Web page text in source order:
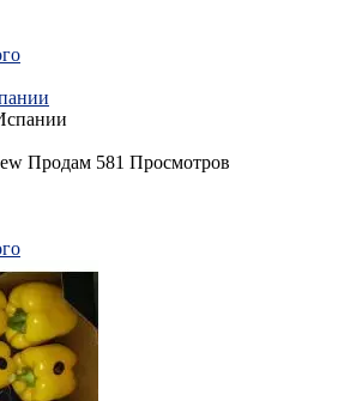
Продам 581 Просмотров